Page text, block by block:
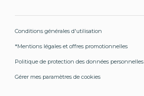
Conditions générales d'utilisation
*Mentions légales et offres promotionnelles
Politique de protection des données personnelles
Gérer mes paramètres de cookies